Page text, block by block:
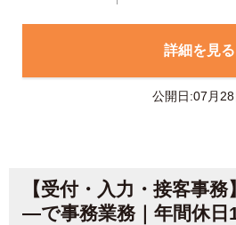
詳細を見る
公開日:07月28
【受付・入力・接客事
―で事務業務｜年間休日